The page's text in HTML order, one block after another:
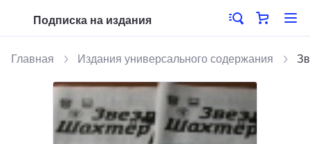
Подписка на издания
Главная Издания универсального содержания